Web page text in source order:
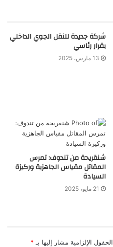
شركة جديدة للنقل الجوي الداخلي
بقرار رئاسي
13 مارس، 2025
شنقريحة من تندوف: تمرس
المقاتل مقياس الجاهزية وركيزة
السيادة
21 مايو، 2025
الحقول الإلزامية مشار إليها بـ *